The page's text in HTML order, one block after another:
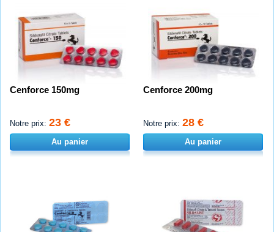
Cenforce 150mg
Notre prix: 23 €
Au panier
Cenforce 200mg
Notre prix: 28 €
Au panier